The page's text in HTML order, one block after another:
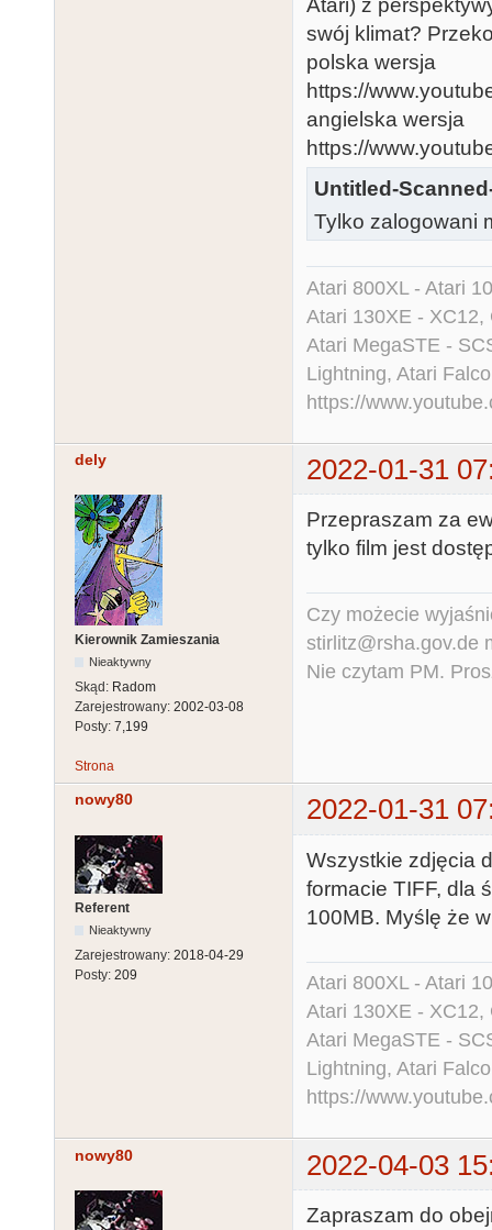
Atari) z
swój klimat?
polska wersja
https://
angielska wersja
https://
Untitled-
Tylko zalogowani
Atari 800XL - Atari
Atari 130XE - XC12,
Atari MegaSTE -
Lightning, Atari
https://
dely 2022-01-31
Kierownik Zamieszania
Nieaktywny
Skąd: Radom
Zarejestrowany: 2002-03-08
Posty: 7,199
Przepraszam za
tylko film jest
Czy możecie
stirlitz@rsha.gov.de
Nie czytam PM.
Strona
nowy80 2022-01-31
Referent
Nieaktywny
Zarejestrowany: 2018-04-29
Posty: 209
Wszystkie zdjęcia
formacie TIFF, dla
100MB. Myślę że
Atari 800XL - Atari
Atari 130XE - XC12,
Atari MegaSTE -
Lightning, Atari
https://
nowy80 2022-04-03
Zapraszam do